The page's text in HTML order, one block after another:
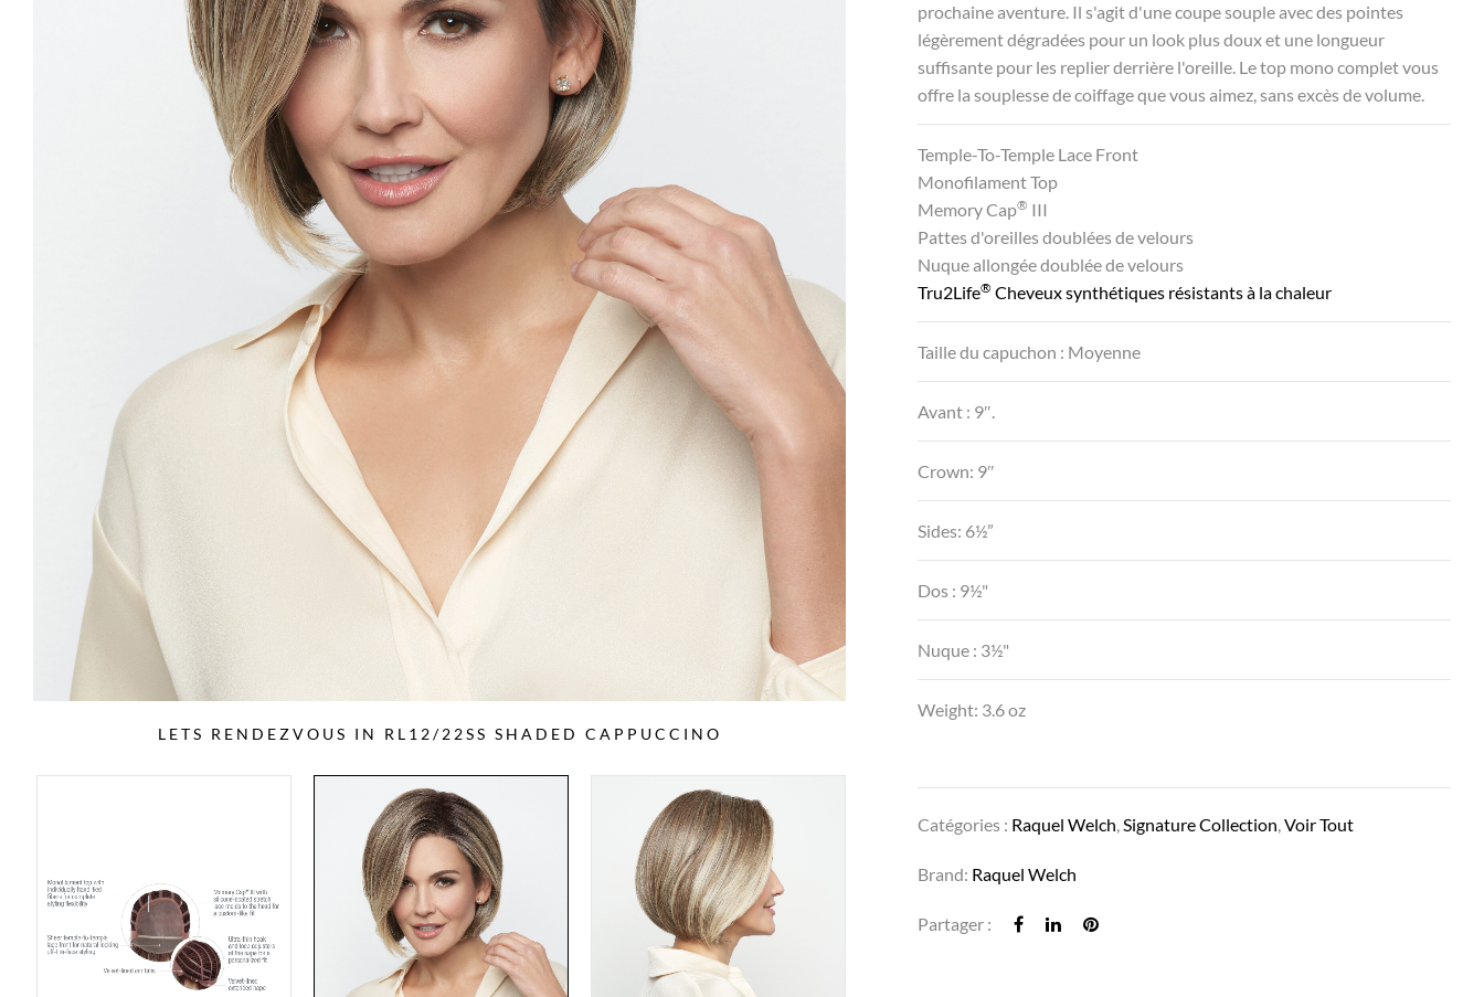
LETS RENDEZVOUS IN RL12/22SS SHADED CAPPUCCINO
prochaine aventure. Il s'agit d'une coupe souple avec des pointes
légèrement dégradées pour un look plus doux et une longueur
suffisante pour les replier derrière l'oreille. Le top mono complet vous
offre la souplesse de coiffage que vous aimez, sans excès de volume.
Temple-To-Temple Lace Front
Monofilament Top
Memory Cap® III
Pattes d'oreilles doublées de velours
Nuque allongée doublée de velours
Tru2Life® Cheveux synthétiques résistants à la chaleur
Taille du capuchon : Moyenne
Avant : 9″.
Crown: 9″
Sides: 6½”
Dos : 9½"
Nuque : 3½"
Weight: 3.6 oz
Catégories : Raquel Welch,Signature Collection,Voir Tout
Brand: Raquel Welch
Partager :